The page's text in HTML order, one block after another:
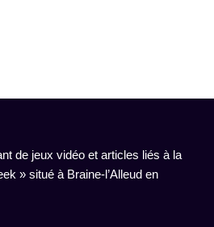
de jeux vidéo et articles liés à la
» situé à Braine-l’Alleud en